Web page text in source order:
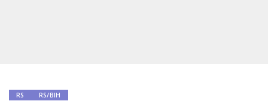
RS RS/BIH